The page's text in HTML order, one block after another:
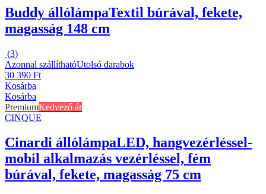
Buddy állólámpaTextil búrával, fekete,
magasság 148 cm
(3)
Azonnal szállíthatóUtolsó darabok
30 390 Ft
Kosárba
Kosárba
PremiumKedvező ár
CINQUE
Cinardi állólámpaLED, hangvezérléssel-
mobil alkalmazás vezérléssel, fém
búrával, fekete, magasság 75 cm